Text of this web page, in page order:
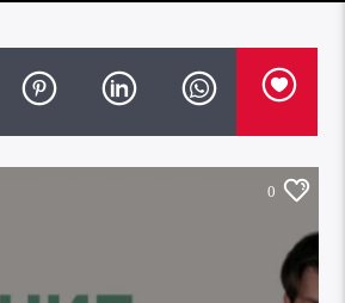
0